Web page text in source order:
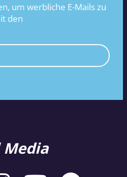
um werbliche E-Mails zu
den
Media